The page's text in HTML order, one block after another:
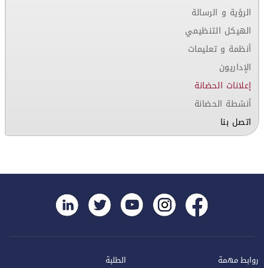
الرؤية و الرسالة
الهيكل التنظيمي
أنظمة و تعليمات
الإداريون
إعلانات الحضانة
أنشطة الحضانة
اتصل بنا
روابط مهمة الطلبة